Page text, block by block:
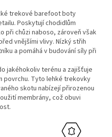
trekové barefoot boty
Poskytují chodidlům
při chůzi naboso, zároveň však
vnějšími vlivy. Nízký střih
a pomáhá v budování síly při
jakéhokoliv terénu a zajišťuje
povrchu. Tyto lehké trekovky
skotu nabízejí přirozenou
membrány, což obuvi